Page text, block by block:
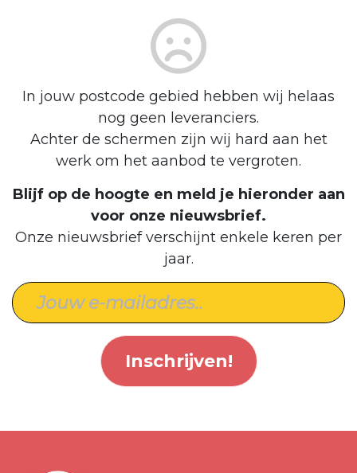
In jouw postcode gebied hebben wij helaas
nog geen leveranciers.
Achter de schermen zijn wij hard aan het
werk om het aanbod te vergroten.
Blijf op de hoogte en meld je hieronder aan
voor onze nieuwsbrief.
Onze nieuwsbrief verschijnt enkele keren per
jaar.
Inschrijven!